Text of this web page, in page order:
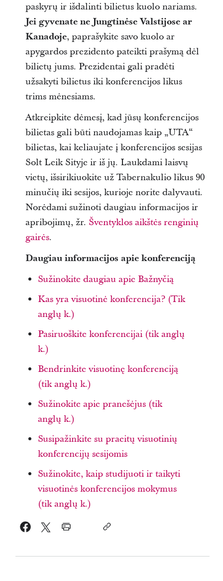
paskyrų ir išdalinti bilietus kuolo nariams.
Jei gyvenate ne Jungtinėse Valstijose ar
Kanadoje, paprašykite savo kuolo ar
apygardos prezidento pateikti prašymą dėl
bilietų jums. Prezidentai gali pradėti
užsakyti bilietus iki konferencijos likus
trims mėnesiams.
Atkreipkite dėmesį, kad jūsų konferencijos
bilietas gali būti naudojamas kaip „UTA“
bilietas, kai keliaujate į konferencijos sesijas
Solt Leik Sityje ir iš jų. Laukdami laisvų
vietų, išsirikiuokite už Tabernakulio likus 90
minučių iki sesijos, kurioje norite dalyvauti.
Norėdami sužinoti daugiau informacijos ir
apribojimų, žr. Šventyklos aikštės renginių
gairės.
Daugiau informacijos apie konferenciją
Sužinokite daugiau apie Bažnyčią
Kas yra visuotinė konferencija? (Tik
anglų k.)
Pasiruoškite konferencijai (tik anglų
k.)
Bendrinkite visuotinę konferenciją
(tik anglų k.)
Sužinokite apie pranešėjus (tik
anglų k.)
Susipažinkite su praeitų visuotinių
konferencijų sesijomis
Sužinokite, kaip studijuoti ir taikyti
visuotinės konferencijos mokymus
(tik anglų k.)